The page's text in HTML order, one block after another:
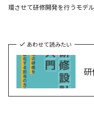
環させて研修開発を行うモデル
あわせて読みたい